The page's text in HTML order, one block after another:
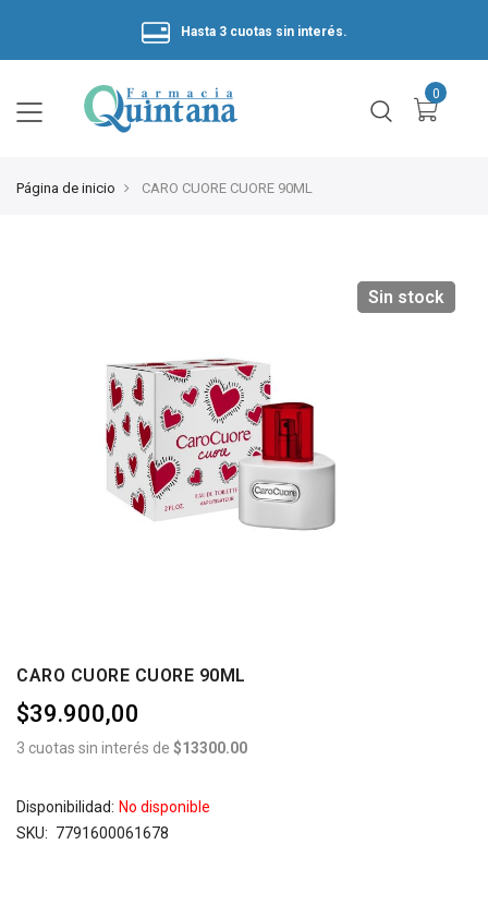
Hasta 3 cuotas sin interés.
Página de inicio CARO CUORE CUORE 90ML
Sin stock
Sin stock
CARO CUORE CUORE 90ML
$39.900,00
3 cuotas sin interés de $13300.00
Disponibilidad: No disponible
SKU
7791600061678